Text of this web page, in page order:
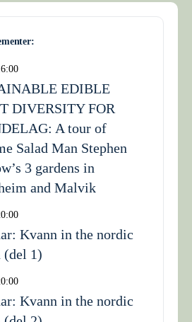
EDIBLE
DIVERSITY FOR
A tour of
Salad Man Stephen
3 gardens in
and Malvik
Kvann in the nordic
(del 1)
Kvann in the nordic